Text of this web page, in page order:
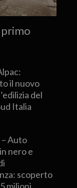
il nuovo
del
Italia
Auto
nero e
scoperto